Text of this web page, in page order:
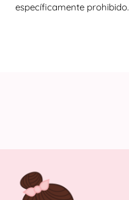
específicamente prohibido.